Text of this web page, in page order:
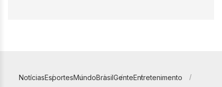
NotíciasEsportesMundoBrasilGenteEntretenimento